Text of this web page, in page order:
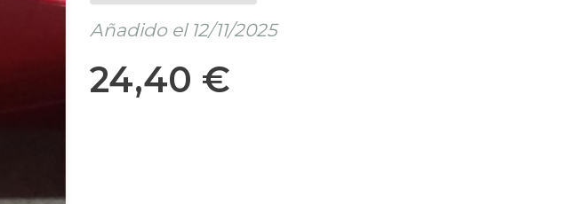
Añadido el 12/11/2025
24,40 €